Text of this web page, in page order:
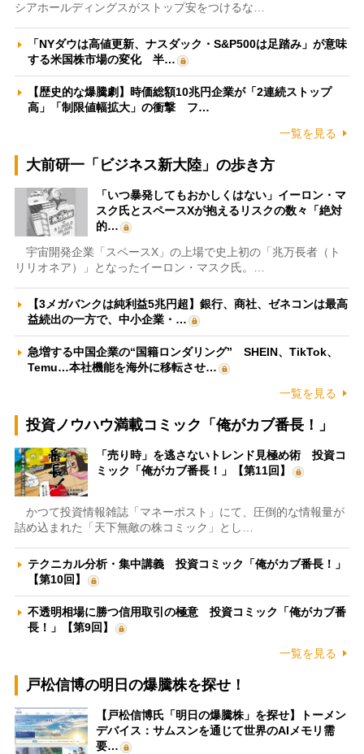
シアホールディングスがストップ安をつけるな…
「NYダウは高値更新、ナスダック・S&P500は足踏み」が意味
する米国株市場の変化 半…
【歴史的な爆騰劇】時価総額10兆円企業が「2連続ストップ
高」「制限値幅拡大」の衝撃 フ…
一覧を見る
大前研一「ビジネス新大陸」の歩き方
「いつ暴発してもおかしくはない」イーロン・マ
スク氏とスペースXが抱えるリスクの数々「絶対
的…
宇宙開発企業「スペースX」の上場で史上初の「兆万長者（ト
リリオネア）」となったイーロン・マスク氏。…
【3メガバンクは純利益5兆円超】銀行、商社、ゼネコンは最高
益続出の一方で、中小企業・…
急増する中国企業の“国籍ロンダリング” SHEIN、TikTok、
Temu…本社機能を海外に移転させ…
一覧を見る
投資ノウハウ満載コミック「俺がカブ番長！」
「売り時」を逃さないトレンド見極め術 投資コ
ミック「俺がカブ番長！」【第11回】
かつて投資情報雑誌「マネーポスト」にて、圧倒的な情報量が
詰め込まれた「天下無敵の株コミック」とし…
テクニカル分析・集中講義 投資コミック「俺がカブ番長！」
【第10回】
不透明相場に勝つ信用取引の極意 投資コミック「俺がカブ番
長！」【第9回】
一覧を見る
戸松信博の明日の爆騰株を探せ！
【戸松信博氏「明日の爆騰株」を探せ】トーメン
デバイス：サムスンを通じて世界のAIメモリ需
要…